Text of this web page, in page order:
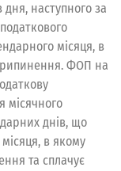
наступного за
місяця, в
ФОП на
місячного
днів, що
в якому
та сплачує